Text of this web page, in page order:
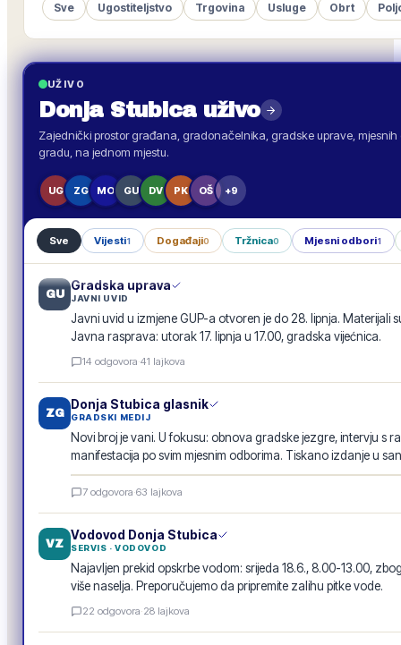
Sve Ugostiteljstvo Trgovina Usluge Obrt
UŽIVO
Donja Stubicauživo
Zajednički prostor građana, gradonačelnika, gradske uprave,
gradu, na jednom mjestu.
UG ZG MO GU DV PK OŠ +9
Sve Vijesti1 Događaji0 Tržnica0 Mjesni odbori1
GU
Gradska uprava
JAVNI UVID
Javni uvid u izmjene GUP-a otvoren je do 28. lipnja. Materijali
Javna rasprava: utorak 17. lipnja u 17.00, gradska vijećnica.
14 odgovora·41 lajkova
ZG
Donja Stubica glasnik
GRADSKI MEDIJ
Novi broj je vani. U fokusu: obnova gradske jezgre, intervju s
manifestacija po svim mjesnim odborima. Tiskano izdanje u
E-GLASILO
Donja Stubica glasnik · lipanj 2026.
7 odgovora·63 lajkova
VZ
Vodovod Donja Stubica
SERVIS · VODOVOD
Najavljen prekid opskrbe vodom: srijeda 18.6., 8.00-13.00,
više naselja. Preporučujemo da pripremite zalihu pitke vode.
22 odgovora·28 lajkova